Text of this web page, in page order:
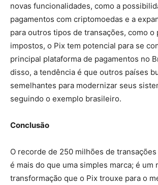
novas funcionalidades, como a
pagamentos com criptomoedas e a
para outros tipos de transações, como o
impostos, o Pix tem potencial para se
principal plataforma de pagamentos no
disso, a tendência é que outros países
semelhantes para modernizar seus
seguindo o exemplo brasileiro.
Conclusão
O recorde de 250 milhões de
é mais do que uma simples marca; é um
transformação que o Pix trouxe para o